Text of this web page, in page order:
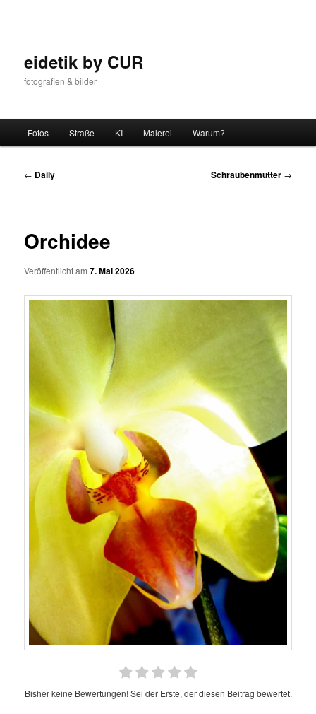
eidetik by CUR
fotografien & bilder
Fotos Straße KI Malerei Warum?
Beitrags-
← Daily Schraubenmutter →
Orchidee
Veröffentlicht am7. Mai 2026
Bisher keine Bewertungen! Sei der Erste, der diesen Beitrag bewertet.